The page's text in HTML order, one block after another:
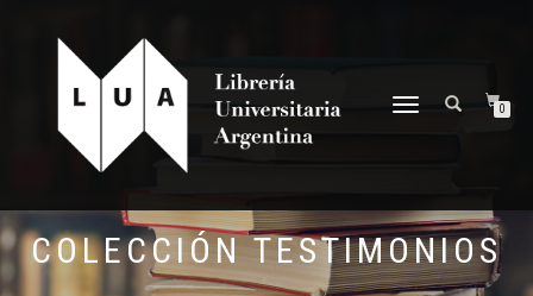
NAVEGACIÓN
0
COLECCIÓN TESTIMONIOS